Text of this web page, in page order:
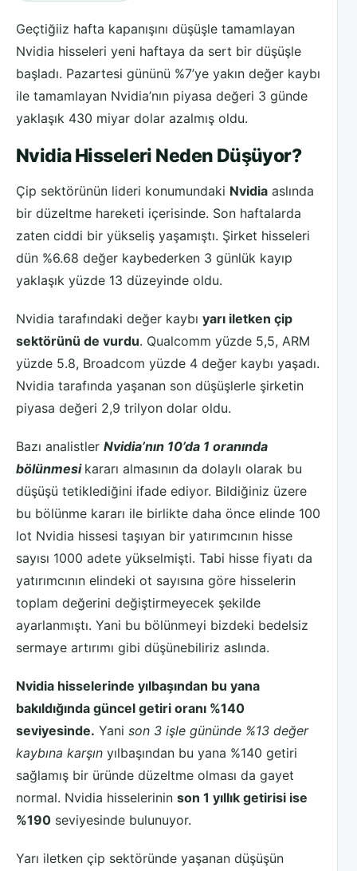
Geçtiğiiz hafta kapanışını düşüşle tamamlayan
Nvidia hisseleri yeni haftaya da sert bir düşüşle
başladı. Pazartesi gününü %7’ye yakın değer kaybı
ile tamamlayan Nvidia’nın piyasa değeri 3 günde
yaklaşık 430 miyar dolar azalmış oldu.
Nvidia Hisseleri Neden Düşüyor?
Çip sektörünün lideri konumundaki Nvidia aslında
bir düzeltme hareketi içerisinde. Son haftalarda
zaten ciddi bir yükseliş yaşamıştı. Şirket hisseleri
dün %6.68 değer kaybederken 3 günlük kayıp
yaklaşık yüzde 13 düzeyinde oldu.
Nvidia tarafındaki değer kaybı yarı iletken çip
sektörünü de vurdu. Qualcomm yüzde 5,5, ARM
yüzde 5.8, Broadcom yüzde 4 değer kaybı yaşadı.
Nvidia tarafında yaşanan son düşüşlerle şirketin
piyasa değeri 2,9 trilyon dolar oldu.
Bazı analistler Nvidia’nın 10’da 1 oranında
bölünmesi kararı almasının da dolaylı olarak bu
düşüşü tetiklediğini ifade ediyor. Bildiğiniz üzere
bu bölünme kararı ile birlikte daha önce elinde 100
lot Nvidia hissesi taşıyan bir yatırımcının hisse
sayısı 1000 adete yükselmişti. Tabi hisse fiyatı da
yatırımcının elindeki ot sayısına göre hisselerin
toplam değerini değiştirmeyecek şekilde
ayarlanmıştı. Yani bu bölünmeyi bizdeki bedelsiz
sermaye artırımı gibi düşünebiliriz aslında.
Nvidia hisselerinde yılbaşından bu yana
bakıldığında güncel getiri oranı %140
seviyesinde. Yani son 3 işle gününde %13 değer
kaybına karşın yılbaşından bu yana %140 getiri
sağlamış bir üründe düzeltme olması da gayet
normal. Nvidia hisselerinin son 1 yıllık getirisi ise
%190 seviyesinde bulunuyor.
Yarı iletken çip sektöründe yaşanan düşüşün